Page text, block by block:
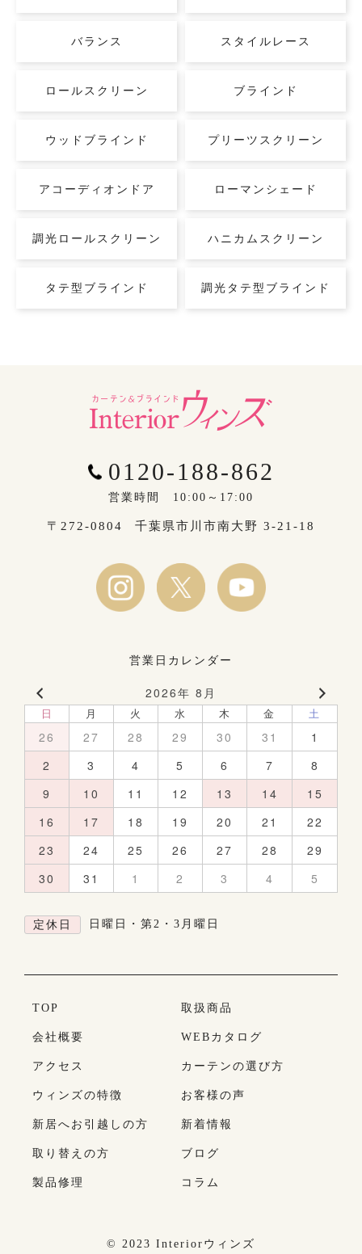
バランス スタイルレース
ロールスクリーン ブラインド
ウッドブラインド プリーツスクリーン
アコーディオンドア ローマンシェード
調光ロールスクリーン ハニカムスクリーン
タテ型ブラインド 調光タテ型ブラインド
0120-188-862
営業時間 10:00～17:00
〒272-0804 千葉県市川市南大野 3-21-18
営業日カレンダー
2026年 8月
日 月 火 水 木 金 土
26 27 28 29 30 31
1
2
3 4 5 6 7
8
9
10 11 12 13 14
15
16
17 18 19 20 21
22
23
24 25 26 27 28
29
30
31 1 2 3 4 5
定休日 日曜日・第2・3月曜日
TOP
会社概要
アクセス
ウィンズの特徴
新居へお引越しの方
取り替えの方
製品修理
取扱商品
WEBカタログ
カーテンの選び方
お客様の声
新着情報
ブログ
コラム
© 2023 Interiorウィンズ